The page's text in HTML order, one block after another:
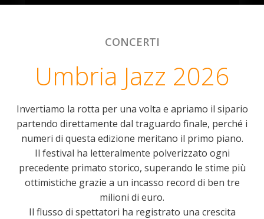
CONCERTI
Umbria Jazz 2026
Invertiamo la rotta per una volta e apriamo il sipario
partendo direttamente dal traguardo finale, perché i
numeri di questa edizione meritano il primo piano.
Il festival ha letteralmente polverizzato ogni
precedente primato storico, superando le stime più
ottimistiche grazie a un incasso record di ben tre
milioni di euro.
Il flusso di spettatori ha registrato una crescita